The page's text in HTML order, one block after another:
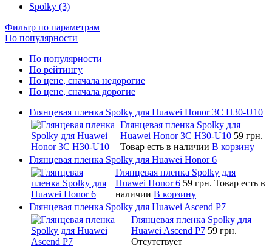
Spolky (3)
Фильтр по параметрам
По популярности
По популярности
По рейтингу
По цене, сначала недорогие
По цене, сначала дорогие
Глянцевая пленка Spolky для Huawei Honor 3C H30-U10
Глянцевая пленка Spolky для
Huawei Honor 3C H30-U10 59 грн.
Товар есть в наличии В корзину
Глянцевая пленка Spolky для Huawei Honor 6
Глянцевая пленка Spolky для
Huawei Honor 6 59 грн. Товар есть в
наличии В корзину
Глянцевая пленка Spolky для Huawei Ascend P7
Глянцевая пленка Spolky для
Huawei Ascend P7 59 грн.
Отсутствует